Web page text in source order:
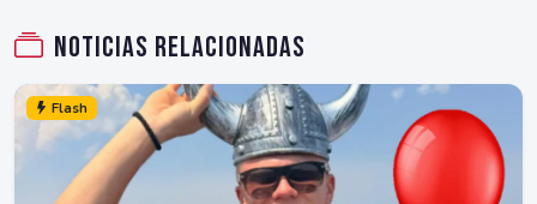
Noticias relacionadas
Flash